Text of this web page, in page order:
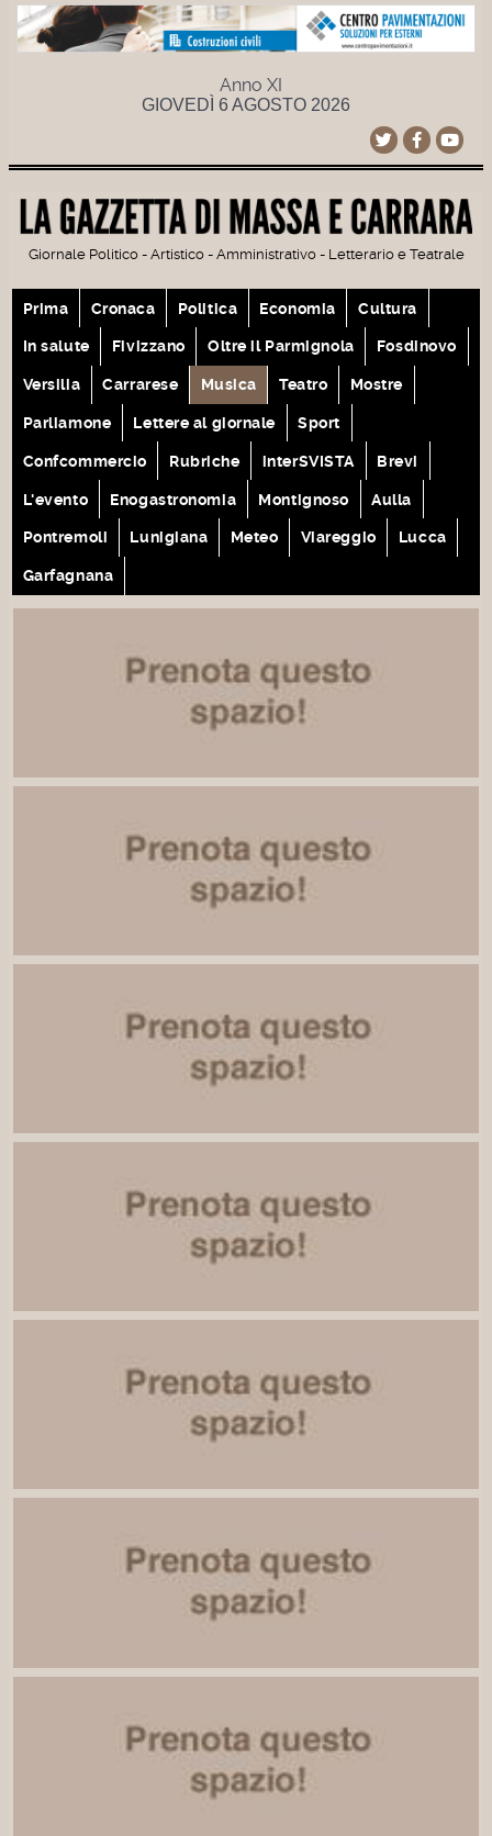
Anno XI
GIOVEDÌ 6 AGOSTO 2026
Giornale Politico - Artistico - Amministrativo - Letterario e Teatrale
Prima Cronaca Politica Economia Cultura
In salute Fivizzano Oltre il Parmignola Fosdinovo
Versilia Carrarese Musica Teatro Mostre
Parliamone Lettere al giornale Sport
Confcommercio Rubriche interSVISTA Brevi
L'evento Enogastronomia Montignoso Aulla
Pontremoli Lunigiana Meteo Viareggio Lucca
Garfagnana